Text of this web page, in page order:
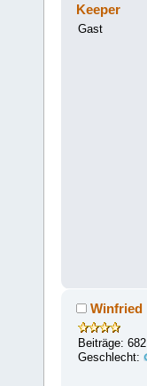
Keeper
Gast
Winfried
Beiträge: 682
Geschlecht: